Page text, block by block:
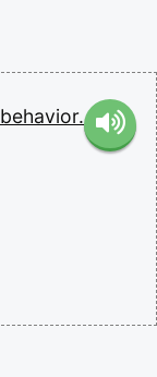
behavior.